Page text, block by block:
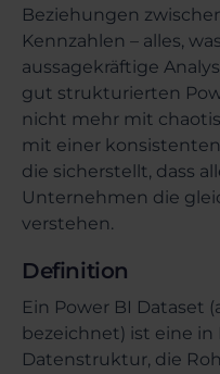
Beziehungen
Kennzahlen – alles,
aussagekräftige
gut strukturierten
nicht mehr mit
mit einer
die sicherstellt, dass
Unternehmen die
verstehen.
Definition
Ein Power BI Dataset
bezeichnet) ist eine in
Datenstruktur, die